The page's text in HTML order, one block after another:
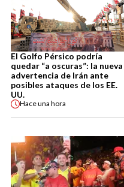
El Golfo Pérsico podría
quedar “a oscuras”: la nueva
advertencia de Irán ante
posibles ataques de los EE.
UU.
Haceuna hora